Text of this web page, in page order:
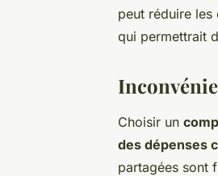
peut réduire les
qui permettrait
Choisir un
des dépenses
partagées sont